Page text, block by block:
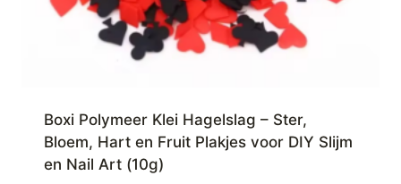
Boxi Polymeer Klei Hagelslag – Ster,
Bloem, Hart en Fruit Plakjes voor DIY Slijm
en Nail Art (10g)